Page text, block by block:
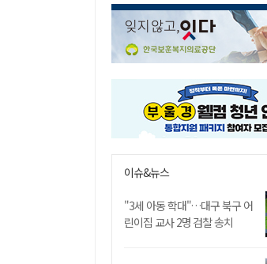
이슈&뉴스
"3세 아동 학대"…대구 북구 어
린이집 교사 2명 검찰 송치